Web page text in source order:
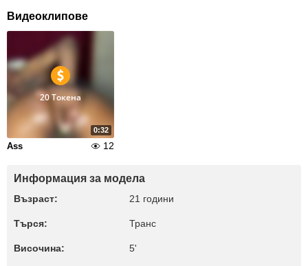
Видеоклипове
0:32
20 Токена
Ass 12
Информация за модела
Възраст: 21 години
Търся: Транс
Височина: 5'